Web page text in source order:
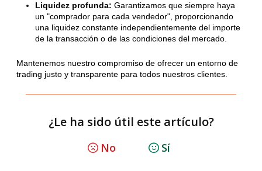
Liquidez profunda: Garantizamos que siempre haya
un "comprador para cada vendedor", proporcionando
una liquidez constante independientemente del importe
de la transacción o de las condiciones del mercado.
Mantenemos nuestro compromiso de ofrecer un entorno de
trading justo y transparente para todos nuestros clientes.
¿Le ha sido útil este artículo?
No Sí